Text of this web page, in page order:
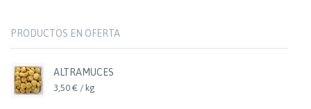
PRODUCTOS EN OFERTA
ALTRAMUCES
3,50 € / kg